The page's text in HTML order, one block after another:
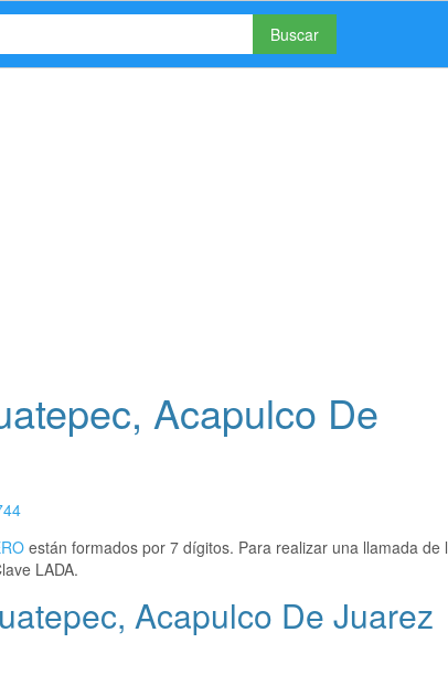
Buscar
Acapulco De
están formados por 7 dígitos. Para realizar una llamada de
LADA.
Acapulco De Juarez